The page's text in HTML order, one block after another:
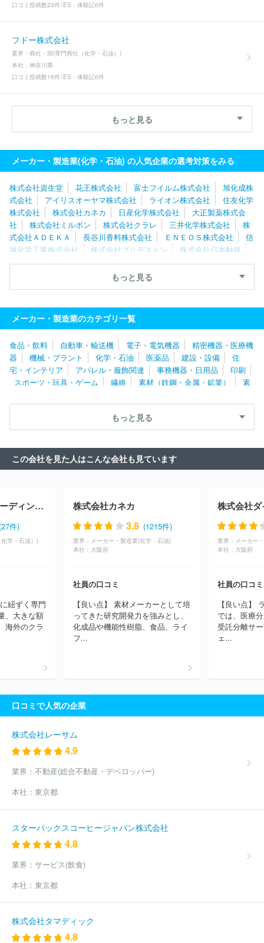
口コミ投稿数23件 ES・体験記0件
フドー株式会社
業界： 商社・卸(専門商社（化学・石油）)
本社： 神奈川県
口コミ投稿数16件 ES・体験記0件
もっと見る
メーカー・製造業(化学・石油) の人気企業の選考対策をみる
株式会社資生堂 花王株式会社 富士フイルム株式会社
旭化成株
式会社
アイリスオーヤマ株式会社 ライオン株式会社
住友化学
株式会社
株式会社カネカ 日産化学株式会社
大正製薬株式会
社
株式会社ミルボン 株式会社クラレ 三井化学株式会社
株
式会社ＡＤＥＫＡ
長谷川香料株式会社 ＥＮＥＯＳ株式会社
信
越化学工業株式会社
株式会社ブリヂストン
株式会社日本触媒
東ソー株式会社
高砂香料工業株式会社
三菱ケミカル株式会社
株式会社アシックス
社
日本ロレアル株式会社 日油株式会社
クラシエ株式会社
住友ゴム工業株式会社
エステー株式会社
社
ちふれホールディングス株式会社 大日精化工業株式会社
日
本メナード化粧品株式会社
株式会社ノエビア
住友理工株式会社
ＵＢＥ株式会社
ポーラ化成工業株式会社
日本ゼオン株式会社
東亞合成株式会社
横浜ゴム株式会社
もっと見る
メーカー・製造業のカテゴリ一覧
食品・飲料 自動車・輸送機 電子・電気機器
精密機器・医療機
器
機械・プラント 化学・石油 医薬品 建設・設備
住
宅・インテリア
アパレル・服飾関連 事務機器・日用品
印刷
スポーツ・玩具・ゲーム
繊維 素材（鉄鋼・金属・鉱業）
素
材（ゴム・ガラス・セラミックス）
素材（紙・パルプ）
素材
（その他）
農林・水産 たばこ・飼料 その他
もっと見る
この会社を見た人はこんな会社も見ています
三菱ガス化学トレーディング株式会社
件)
学・石油）)
紐ずく専門
、大きな額
海外のクラ
株式会社カネカ
3.8 (1215件)
業界： メーカー・製造業(化学・石油)
本社： 大阪府
社員の口コミ
【良い点】 素材メーカーとして培
ってきた研究開発力を強みとし、
化成品や機能性樹脂、食品、ライ
フ...
株式会社
業界： メーカー
本社： 大阪府
社員の口コミ
【良い点】
では、医療
受託分離サ
ェ...
口コミで人気の企業
株式会社レーサム
4.9
業界： 不動産(総合不動産・デベロッパー)
本社： 東京都
スターバックスコーヒージャパン株式会社
4.8
業界： サービス(飲食)
本社： 東京都
株式会社タマディック
4.8